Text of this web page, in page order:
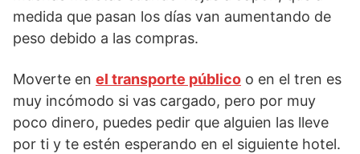
medida que pasan los días van aumentando de
peso debido a las compras.
Moverte en el transporte público o en el tren es
muy incómodo si vas cargado, pero por muy
poco dinero, puedes pedir que alguien las lleve
por ti y te estén esperando en el siguiente hotel.